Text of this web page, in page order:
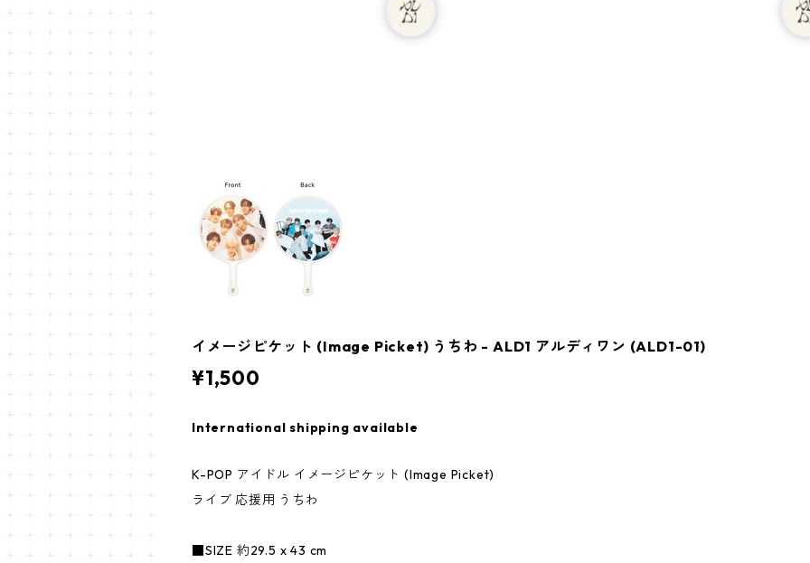
イメージピケット (Image Picket) うちわ - ALD1 アルディワン (ALD1-01)
¥1,500
International shipping available
K-POP アイドル イメージピケット (Image Picket)
ライブ 応援用 うちわ
■SIZE 約29.5 x 43 cm